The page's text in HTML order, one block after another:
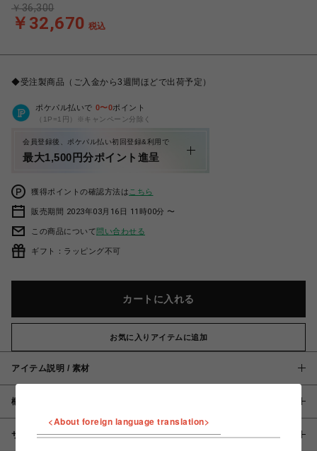
￥32,670 税込
￥36,300
◆受注製商品（ご入金から3週間ほどで出荷予定）
ポケパル払いで 0〜0ポイント
（1P=1円）※キャンペーン分除く
会員登録後、ポケパル払い初回登録&利用で
最大1,500円分ポイント進呈
獲得ポイントの確認方法は こちら
販売期間 2023年03月16日 11時00分 〜
この商品について問い合わせる
ギフト：ラッピング不可
カートに入れる
お気に入りアイテムに追加
アイテム説明 / 素材
概要
サイズ
<About foreign language translation>